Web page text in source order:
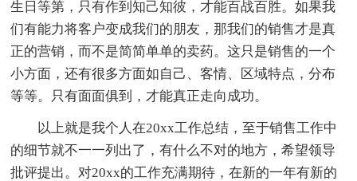
生日等第，只有作到知己知彼，才能百战百胜。如果我
们有能力将客户变成我们的朋友，那我们的销售才是真
正的营销，而不是简简单单的卖药。这只是销售的一个
小方面，还有很多方面如自己、客情、区域特点，分布
等等。只有面面俱到，才能真正走向成功。
以上就是我个人在20xx工作总结，至于销售工作中
的细节就不一一列出了，有什么不对的地方，希望领导
批评提出。对20xx的工作充满期待，在新的一年有新的